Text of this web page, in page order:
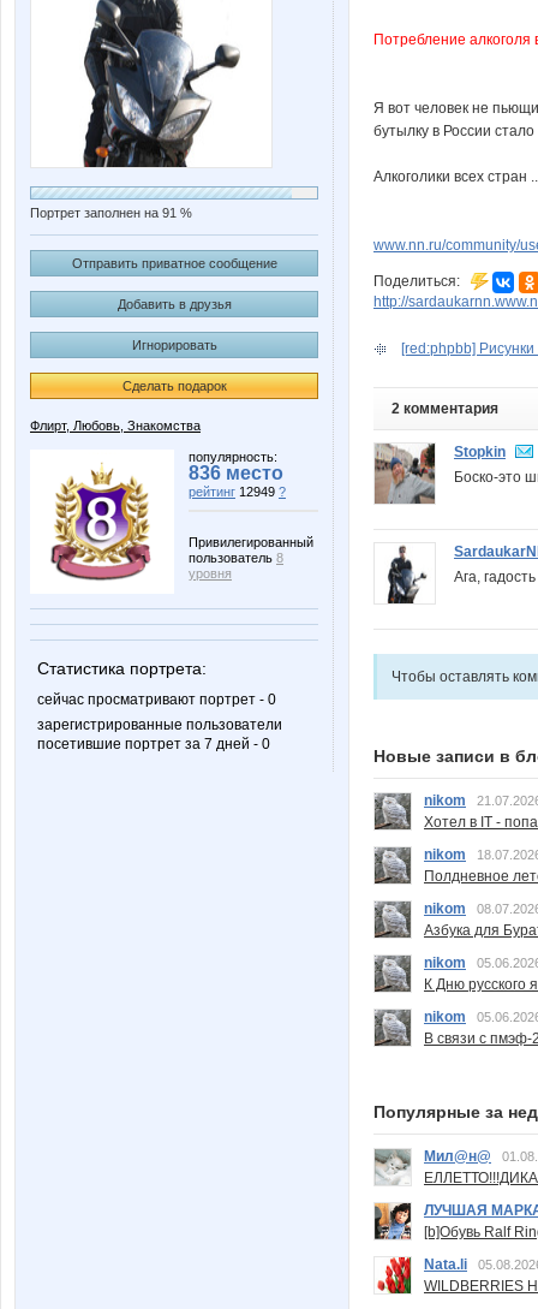
Портрет заполнен на 91 %
Отправить приватное сообщение
Добавить в друзья
Игнорировать
Сделать подарок
Флирт, Любовь, Знакомства
популярность:
836 место
рейтинг 12949 ?
Привилегированный
пользователь 8
уровня
Статистика портрета:
сейчас просматривают портрет - 0
зарегистрированные пользователи
посетившие портрет за 7 дней - 0
Потребление алкоголя
Я вот человек не
бутылку в России
Алкоголики всех стран
www.nn.ru/community/
Поделиться:
http://
[red:phpbb]
2 комментария
Stopkin
Боско-это
Ага,
Чтобы оставлять
Новые записи в
nikom
Хотел в IT -
nikom
Полдневное
nikom
Азбука для
nikom
К Дню русского
nikom
В связи с пмэф-
Популярные за
Мил@н@
ЛУЧШАЯ
[b]Обувь Ralf
Nata.li